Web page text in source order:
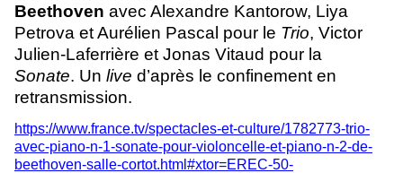
Beethoven avec Alexandre Kantorow, Liya
Petrova et Aurélien Pascal pour le Trio, Victor
Julien-Laferrière et Jonas Vitaud pour la
Sonate. Un live d’après le confinement en
retransmission.
https://www.france.tv/spectacles-et-culture/1782773-trio-
avec-piano-n-1-sonate-pour-violoncelle-et-piano-n-2-de-
beethoven-salle-cortot.html#xtor=EREC-50-